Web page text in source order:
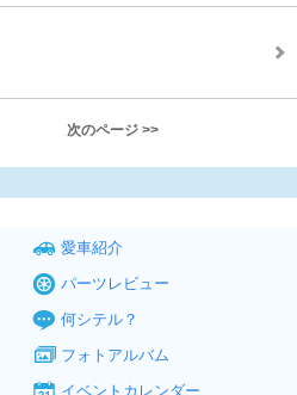
次のページ >>
愛車紹介
パーツレビュー
何シテル？
フォトアルバム
イベントカレンダー